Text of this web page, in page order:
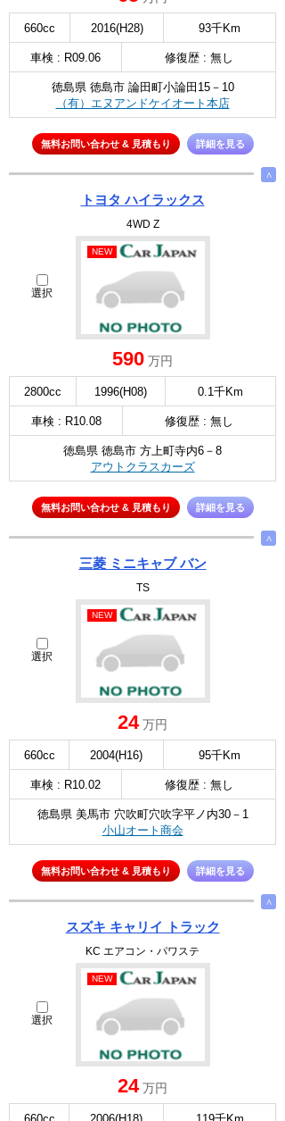
660cc 2016(H28) 93千Km
車検 : R09.06 修復歴 : 無し
徳島県 徳島市 論田町小論田15－10
（有）エヌアンドケイオート本店
無料お問い合わせ & 見積もり 詳細を見る
∧
トヨタ ハイラックス
4WD Z
選択
NEW
590 万円
2800cc 1996(H08) 0.1千Km
車検 : R10.08 修復歴 : 無し
徳島県 徳島市 方上町寺内6－8
アウトクラスカーズ
無料お問い合わせ & 見積もり 詳細を見る
∧
三菱 ミニキャブ バン
TS
選択
NEW
24万円
660cc 2004(H16) 95千Km
車検 : R10.02 修復歴 : 無し
徳島県 美馬市 穴吹町穴吹字平ノ内30－1
小山オート商会
無料お問い合わせ & 見積もり 詳細を見る
∧
スズキ キャリイ トラック
KC エアコン・パワステ
選択
NEW
24万円